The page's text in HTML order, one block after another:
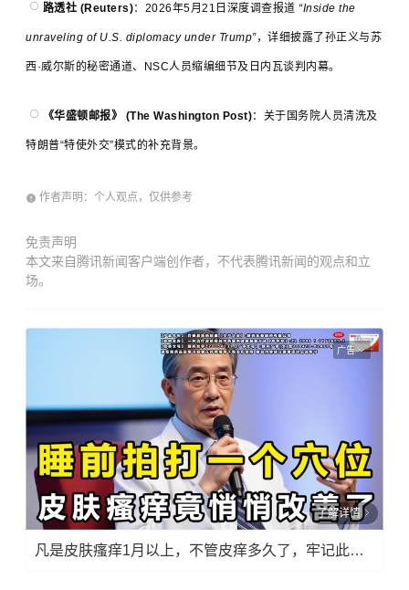
路透社 (Reuters)：2026年5月21日深度调查报道 “Inside the
unraveling of U.S. diplomacy under Trump”，详细披露了孙正义与苏
西·威尔斯的秘密通道、NSC人员缩编细节及日内瓦谈判内幕。
《华盛顿邮报》 (The Washington Post)：关于国务院人员清洗及
特朗普“特使外交”模式的补充背景。
作者声明：个人观点，仅供参考
免责声明
本文来自腾讯新闻客户端创作者，不代表腾讯新闻的观点和立
场。
广告
了解详情
凡是皮肤瘙痒1月以上，不管皮痒多久了，牢记此法，快！准！狠！